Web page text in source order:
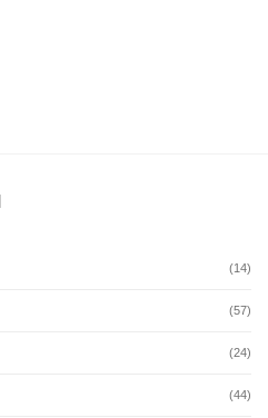
(14)
(57)
(24)
(44)